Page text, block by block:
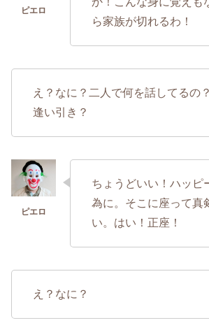
ら家族が切れるわ！
え？なに？二人で何を話してるの？
逢い引き？
ちょうどいい！ハッピ
為に。そこに座って真
い。はい！正座！
え？なに？